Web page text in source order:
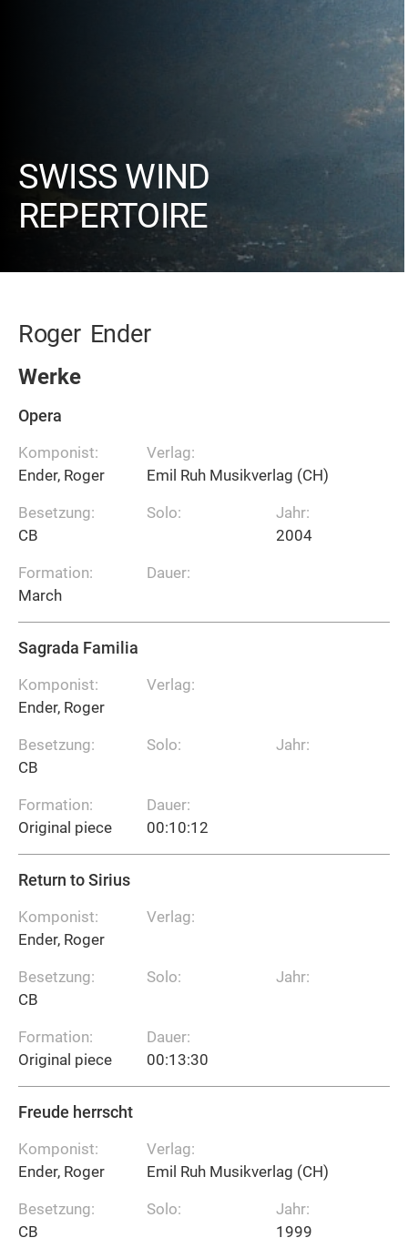
SWISS WIND
REPERTOIRE
Roger Ender
Werke
Opera
Komponist:
Ender, Roger
Besetzung:
CB
Formation:
March
Verlag:
Emil Ruh Musikverlag (CH)
Solo:
Dauer:
Jahr:
2004
Sagrada Familia
Komponist:
Ender, Roger
Besetzung:
CB
Formation:
Original piece
Verlag:
Solo:
Dauer:
00:10:12
Jahr:
Return to Sirius
Komponist:
Ender, Roger
Besetzung:
CB
Formation:
Original piece
Verlag:
Solo:
Dauer:
00:13:30
Jahr:
Freude herrscht
Komponist:
Ender, Roger
Besetzung:
CB
Verlag:
Emil Ruh Musikverlag (CH)
Solo:
Jahr:
1999